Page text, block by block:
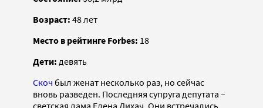
Возраст: 48 лет
Место в рейтинге Forbes: 18
Дети: девять
Скоч был женат несколько раз, но сейчас
вновь разведен. Последняя супруга депутата –